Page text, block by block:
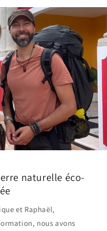
naturelle éco-
et Raphaël,
nous avons